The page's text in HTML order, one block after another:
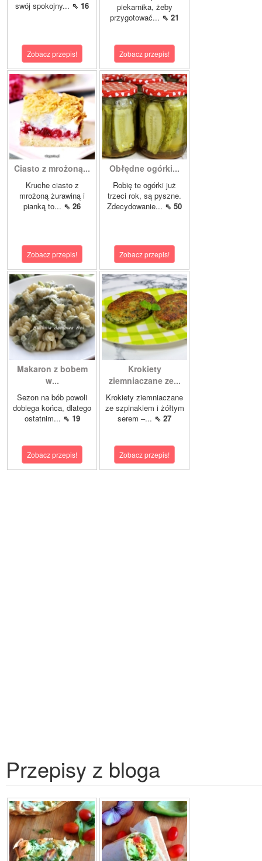
swój spokojny... ⇖ 16
Zobacz przepis!
piekarnika, żeby
przygotować... ⇖ 21
Zobacz przepis!
Ciasto z mrożoną...
Kruche ciasto z
mrożoną żurawiną i
pianką to... ⇖ 26
Zobacz przepis!
Obłędne ogórki...
Robię te ogórki już
trzeci rok, są pyszne.
Zdecydowanie... ⇖ 50
Zobacz przepis!
Makaron z bobem
w...
Sezon na bób powoli
dobiega końca, dlatego
ostatnim... ⇖ 19
Zobacz przepis!
Krokiety
ziemniaczane ze...
Krokiety ziemniaczane
ze szpinakiem i żółtym
serem –... ⇖ 27
Zobacz przepis!
Przepisy z bloga